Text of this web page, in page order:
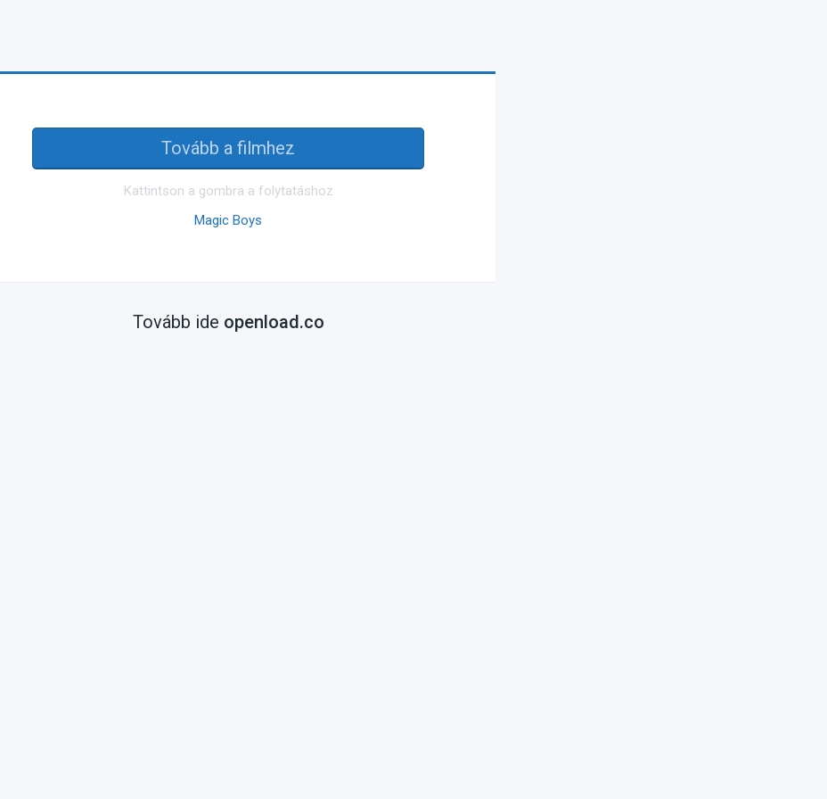
Tovább a filmhez
Kattintson a gombra a folytatáshoz
Magic Boys
Tovább ide openload.co